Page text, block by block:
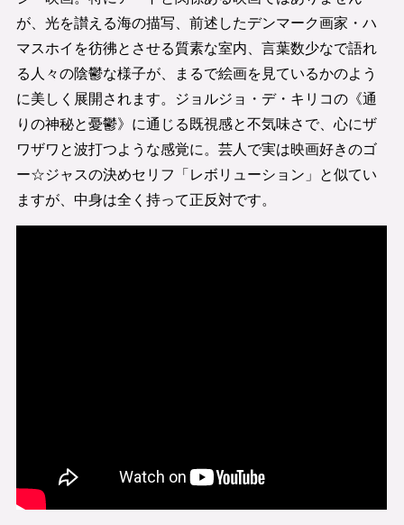
が、光を讃える海の描写、前述したデンマーク画家・ハ
マスホイを彷彿とさせる質素な室内、言葉数少なで語れ
る人々の陰鬱な様子が、まるで絵画を見ているかのよう
に美しく展開されます。ジョルジョ・デ・キリコの《通
りの神秘と憂鬱》に通じる既視感と不気味さで、心にザ
ワザワと波打つような感覚に。芸人で実は映画好きのゴ
ー☆ジャスの決めセリフ「レボリューション」と似てい
ますが、中身は全く持って正反対です。